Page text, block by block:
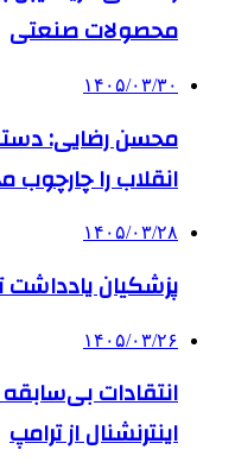
محصولات صنعتی
۱۴۰۵/۰۳/۳۰
محسن رضایی:
انقلاب را چارچوب
۱۴۰۵/۰۳/۲۸
پزشکیان یادداشت
۱۴۰۵/۰۳/۲۶
انتقادات
اینترنشنال از ترامپ